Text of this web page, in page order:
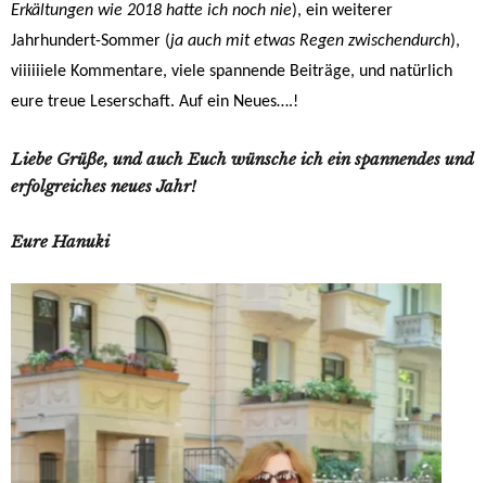
Erkältungen wie 2018 hatte ich noch nie), ein weiterer
Jahrhundert-Sommer (ja auch mit etwas Regen zwischendurch),
viiiiiiele Kommentare, viele spannende Beiträge, und natürlich
eure treue Leserschaft. Auf ein Neues….!
Liebe Grüße, und auch Euch wünsche ich ein spannendes und
erfolgreiches neues Jahr!
Eure Hanuki